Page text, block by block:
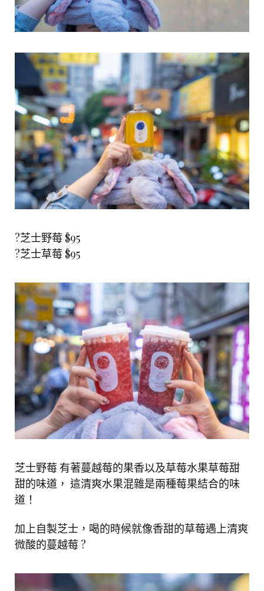
?芝士野莓 $95
?芝士草莓 $95
芝士野莓 有著蔓越莓的果香以及草莓水果草莓甜
甜的味道， 這清爽水果混雜是兩種莓果結合的味
道！
加上自製芝士，喝的時候就像香甜的草莓遇上清爽
微酸的蔓越莓 ?